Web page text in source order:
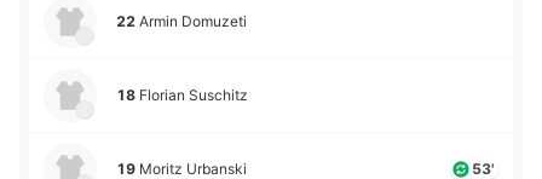
22 Armin Domuzeti
18 Florian Suschitz
19 Moritz Urbanski 53'